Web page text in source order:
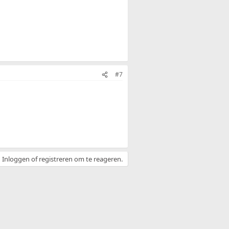
#7
Inloggen of registreren om te reageren.